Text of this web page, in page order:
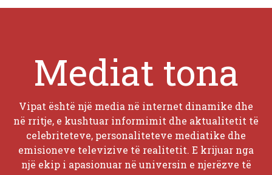
Mediat tona
Vipat është një media në internet dinamike dhe
në rritje, e kushtuar informimit dhe aktualitetit të
celebriteteve, personaliteteve mediatike dhe
emisioneve televizive të realitetit. E krijuar nga
një ekip i apasionuar në universin e njerëzve të